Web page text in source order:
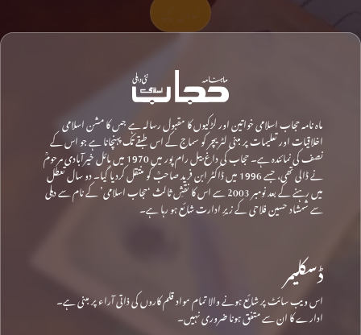
ماہ نامہ حجاب اسلامی خواتین اور لڑکیوں کا مقبول رسالہ ہے جس کا مشن اسلامی
اخلاقیات اور تعلیمات پر مبنی لٹریچر کو سماج کے اس طبقے تک پہنچانا ہے جو اس کے
نصف کی نمائندہ ہے۔ حجاب کی داغ بیل رام پور میں 1970 میں مائل خیرآبادی مرحومؒ
نے ڈالی تھی، جسے 1996 میں ڈاکٹر ابن فرید صاحبؒ کو منتقل کردیا گیا۔ دو سال تعطل
میں رہنے کے بعد نومبر 2003 سے اس کا نقشِ ثالث ‘حجاب اسلامی’ کے نام سے دہلی
سے شمشاد حسین فلاحی کے زیرِ ادارت شائع ہو رہا ہے۔
ڈسکلیمر
اس ویب سائٹ پر شائع ہونے والا تمام مواد قلم کاروں کی ذاتی آراء پر مبنی ہے۔
ادارے کا ان سے متفق ہونا ضروری نہیں۔